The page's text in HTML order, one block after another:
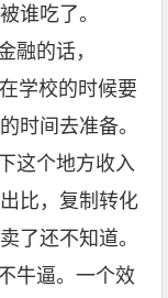
谁吃了。
融的话，
学校的时候要
时间去准备。
这个地方收入
比，复制转化
了还不知道。
牛逼。一个效